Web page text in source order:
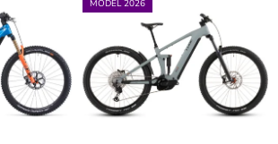
MODEL 2026